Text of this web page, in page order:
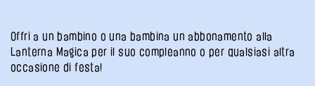
Offri a un bambino o una bambina un abbonamento alla
Lanterna Magica per il suo compleanno o per qualsiasi altra
occasione di festa!